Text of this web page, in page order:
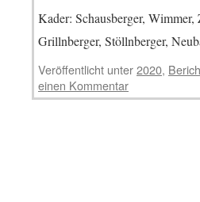
Kader: Schausberger,
Grillnberger, Stöllnberger,
Veröffentlicht unter2020,
einen Kommentar